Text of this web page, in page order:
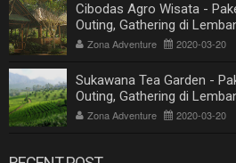
Cibodas Agro Wisata -
Outing, Gathering di
Zona Adventure 2020-03-20
Sukawana Tea Garden -
Outing, Gathering di
Zona Adventure 2020-03-20